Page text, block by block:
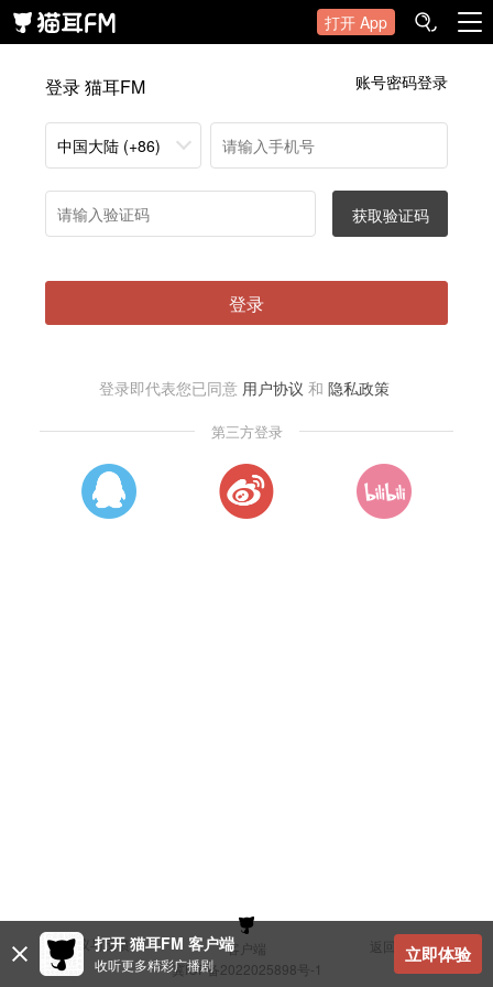
打开 App
登录 猫耳FM 账号密码登录
中国大陆 (+86)
获取验证码
登录
登录即代表您已同意 用户协议 和 隐私政策
第三方登录
建议与反馈 客户端
返回顶部
冀ICP备2022025898号-1
打开 猫耳FM 客户端
收听更多精彩广播剧 立即体验